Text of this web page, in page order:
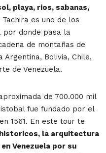
playa, rios, sabanas,
Tachira es uno de los
por donde pasa la
de montañas de
Argentina, Bolivia, Chile,
de Venezuela.
de 700.000 mil
fue fundado por el
1561. En este tour te
la arquitectura
Venezuela por su